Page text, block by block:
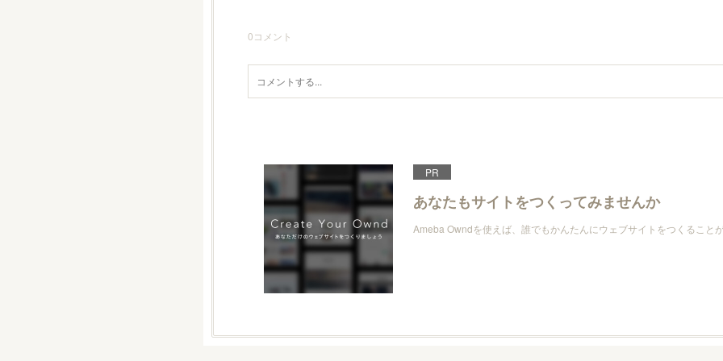
0コメント
PR
あなたもサイトをつくってみませんか
Ameba Owndを使えば、誰でもかんたんにウェブサイトをつくることが